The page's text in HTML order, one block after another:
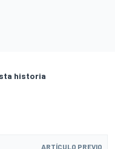
historia
ARTÍCULO PREVIO